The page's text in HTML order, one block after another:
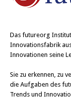
Das futureorg Institut
Innovationsfabrik
Innovationen seine
Sie zu erkennen, zu
die Aufgaben des
Trends und